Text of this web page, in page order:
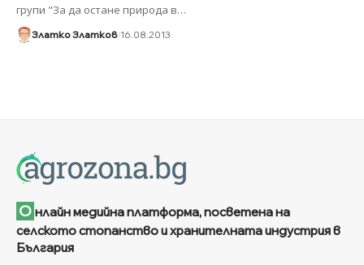
групи "За да остане природа в…
Златко Златков 16.08.2013
О нлайн медийна платформа, посветена на
селското стопанство и хранителната индустрия в
България